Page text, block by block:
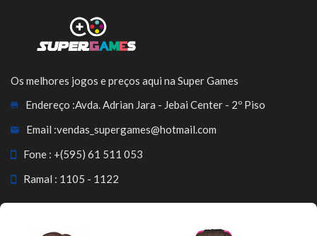
Os melhores jogos e preços aqui na Super Games
Endereço :Avda. Adrian Jara - Jebai Center - 2º Piso
Email :vendas_supergames@hotmail.com
Fone : +(595) 61 511 053
Ramal : 1105 - 1122